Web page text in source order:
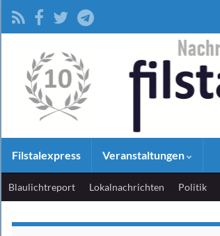
Filstalexpress Veranstaltungen
Blaulichtreport Lokalnachrichten Politik